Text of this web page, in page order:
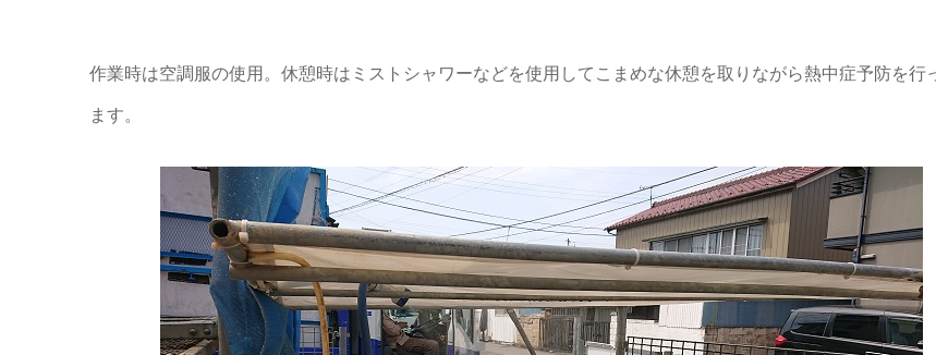
作業時は空調服の使用。休憩時はミストシャワーなどを使用してこまめな休憩を取りながら熱中症予防を行
ます。